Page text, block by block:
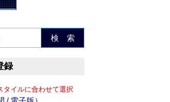
検 索
録
タイルに合わせて選択